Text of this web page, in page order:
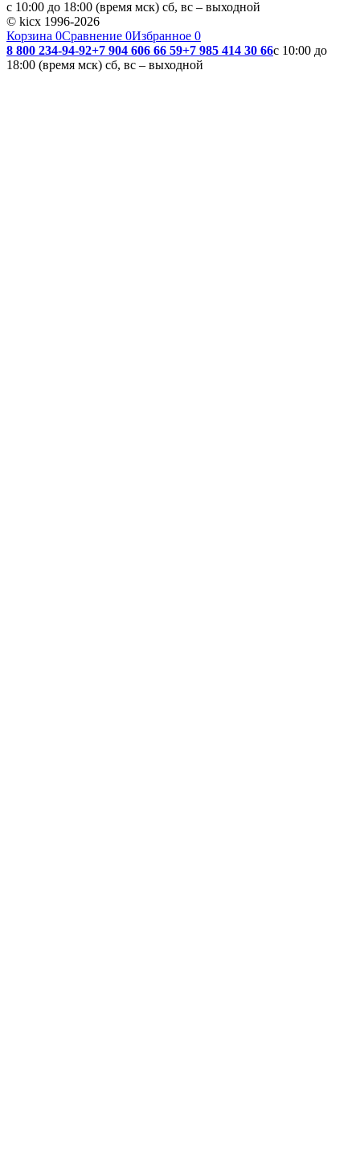
с 10:00 до 18:00 (время мск) сб, вс – выходной
© kicx 1996-2026
Корзина 0Сравнение 0Избранное 0
8 800 234-94-92+7 904 606 66 59+7 985 414 30 66с 10:00 до
18:00 (время мск) сб, вс – выходной